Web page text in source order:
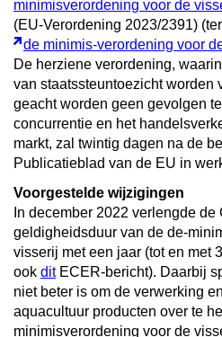
minimisverordening voor de
(EU-Verordening 2023/2391)
de minimis-verordening voor
De herziene verordening,
van staatssteuntoezicht worden
geacht worden geen gevolgen
concurrentie en het
markt, zal twintig dagen na de
Publicatieblad van de EU in
Voorgestelde wijzigingen
In december 2022 verlengde
geldigheidsduur van de de-
visserij met een jaar (tot en met
ook ditECER-bericht). Daarbij
niet beter is om de verwerking
aquacultuur producten over te
minimisverordening voor de